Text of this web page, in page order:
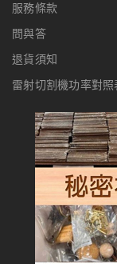
服務條款
問與答
退貨須知
雷射切割機功率對照